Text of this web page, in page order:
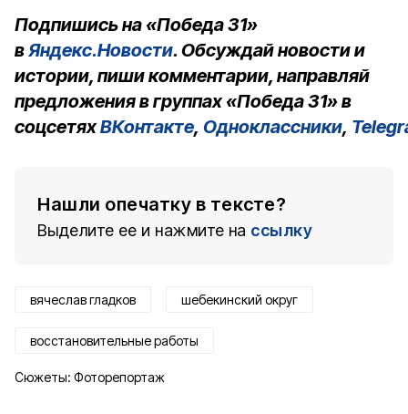
Подпишись на «Победа 31»
вЯндекс.Новости. Обсуждай новости и
истории, пиши комментарии, направляй
предложения в группах «Победа 31» в
соцсетяхВКонтакте, Одноклассники,
Нашли опечатку в тексте?
Выделите ее и нажмите на ссылку
вячеслав гладков шебекинский округ
восстановительные работы
Сюжеты: Фоторепортаж